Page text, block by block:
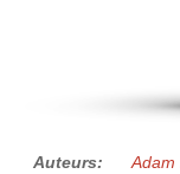
Auteurs: Adam